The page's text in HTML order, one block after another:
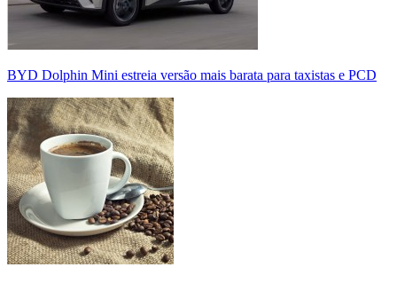
BYD Dolphin Mini estreia versão mais barata para taxistas e PCD